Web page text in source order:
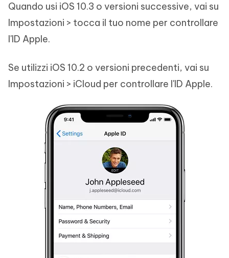
Quando usi iOS 10.3 o versioni successive, vai su
Impostazioni > tocca il tuo nome per controllare
l'ID Apple.
Se utilizzi iOS 10.2 o versioni precedenti, vai su
Impostazioni > iCloud per controllare l'ID Apple.